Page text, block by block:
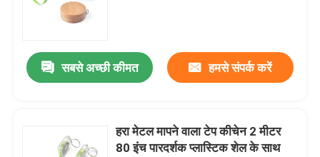
सबसे अच्छी कीमत हमसे संपर्क करें
हरा मेटल मापने वाला टेप कीचेन 2 मीटर
80 इंच पारदर्शक प्लास्टिक शेल के साथ